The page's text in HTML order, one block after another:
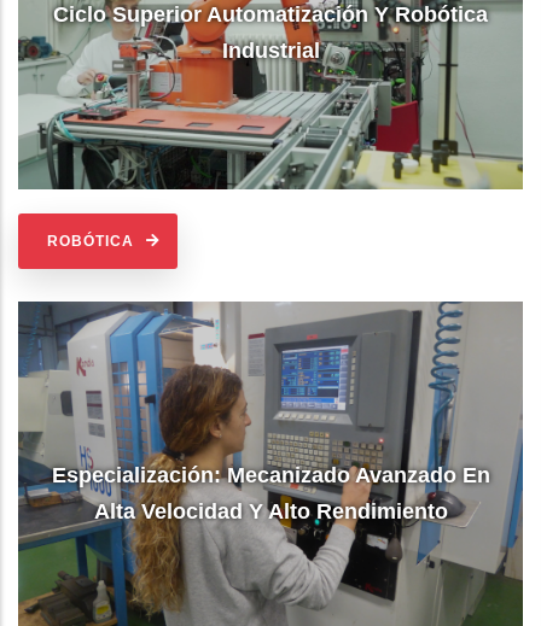
Ciclo Superior Automatización Y Robótica
Industrial
ROBÓTICA
Especialización: Mecanizado Avanzado En
Alta Velocidad Y Alto Rendimiento